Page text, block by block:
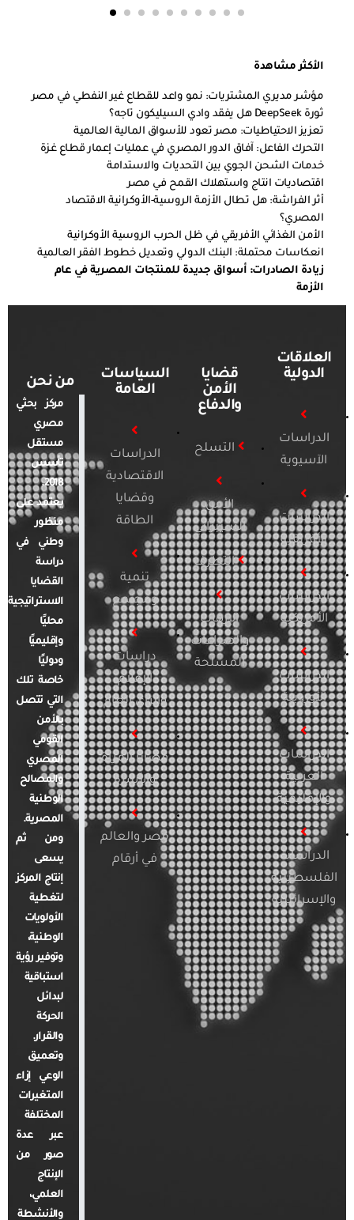
الأكثر مشاهدة
مؤشر مديري المشتريات: نمو واعد للقطاع غير النفطي في مصر
ثورة DeepSeek هل يفقد وادي السيليكون تاجه؟
تعزيز الاحتياطيات: مصر تعود للأسواق المالية العالمية
التحرك الفاعل: آفاق الدور المصري في عمليات إعمار قطاع غزة
خدمات الشحن الجوي بين التحديات والاستدامة
اقتصاديات انتاج واستهلاك القمح في مصر
أثر الفراشة: هل تطال الأزمة الروسية-الأوكرانية الاقتصاد
المصري؟
الأمن الغذائي الأفريقي في ظل الحرب الروسية الأوكرانية
انعكاسات محتملة: البنك الدولي وتعديل خطوط الفقر العالمية
زيادة الصادرات: أسواق جديدة للمنتجات المصرية في عام
الأزمة
العلاقات
الدولية
الدراسات
الآسيوية
الدراسات
الأفريقية
الدراسات
الأمريكية
الدراسات
الأوروبية
الدراسات
العربية
والإقليمية
الدراسات
الفلسطينية
والإسرائيلية
قضايا
الأمن
والدفاع
التسلح
الأمن
السيبراني
التطرف
الإرهاب
والصراعات
المسلحة
السياسات
العامة
الدراسات
الاقتصادية
وقضايا
الطاقة
تنمية
ومجتمع
دراسات
الإعلام
والرأي العام
قضايا المرأة
والأسرة
مصر والعالم
في أرقام
من نحن
مركز بحثي
مصري
مستقل
تأسس
2018.
يعتمد على
منظور
وطني في
دراسة
القضايا
الاستراتيجية
محليًا
وإقليميًا
ودوليًا
خاصة تلك
التي تتصل
بالأمن
القومي
المصري
والمصالح
الوطنية
المصرية.
ومن ثم
يسعى
إنتاج المركز
لتغطية
الأولويات
الوطنية،
وتوفير رؤية
استباقية
لبدائل
الحركة
والقرار.
وتعميق
الوعي إزاء
المتغيرات
المختلفة
عبر عدة
صور من
الإنتاج
العلمي،
والأنشطة